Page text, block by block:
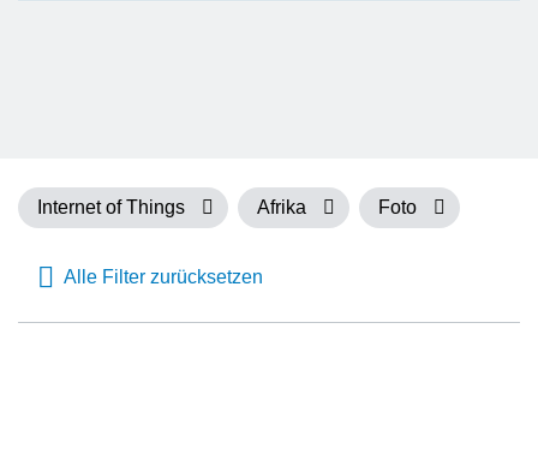
Internet of Things Afrika Foto
Alle Filter zurücksetzen